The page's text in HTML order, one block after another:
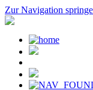
Zur Navigation